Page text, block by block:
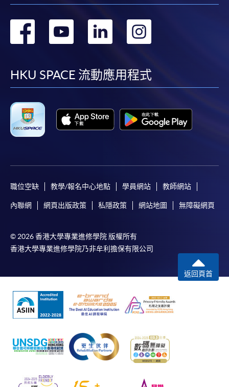
轉
facebook
轉
youtube
轉
linkedin
轉
HKU SPACE 流動應用程式
職位空缺 教學/報名中心地點 學員網站 教師網站
內聯網 網頁出版政策 私隱政策 網站地圖 無障礙網頁
© 2026 香港大學專業進修學院 版權所有
香港大學專業進修學院乃非牟利擔保有限公司
返回頁首